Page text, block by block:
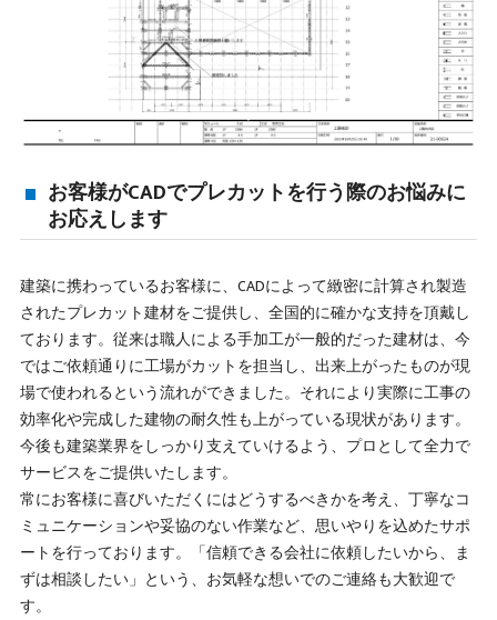
お客様がCADでプレカットを行う際のお悩みに
お応えします
建築に携わっているお客様に、CADによって緻密に計算され製造
されたプレカット建材をご提供し、全国的に確かな支持を頂戴し
ております。従来は職人による手加工が一般的だった建材は、今
ではご依頼通りに工場がカットを担当し、出来上がったものが現
場で使われるという流れができました。それにより実際に工事の
効率化や完成した建物の耐久性も上がっている現状があります。
今後も建築業界をしっかり支えていけるよう、プロとして全力で
サービスをご提供いたします。
常にお客様に喜びいただくにはどうするべきかを考え、丁寧なコ
ミュニケーションや妥協のない作業など、思いやりを込めたサポ
ートを行っております。「信頼できる会社に依頼したいから、ま
ずは相談したい」という、お気軽な想いでのご連絡も大歓迎で
す。